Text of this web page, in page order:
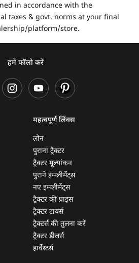
in accordance with the
taxes & govt. norms at your final
platform/store.
हमें फॉलो करें
महत्वपूर्ण लिंक्स
लोन
पुराना ट्रैक्टर
ट्रैक्टर मूल्यांकन
पुराने इम्प्लीमेंट्स
नए इम्प्लीमेंट्स
ट्रैक्टर की प्राइस
ट्रैक्टर टायर्स
ट्रैक्टर्स की तुलना करें
ट्रैक्टर डीलर्स
हार्वेस्टर्स